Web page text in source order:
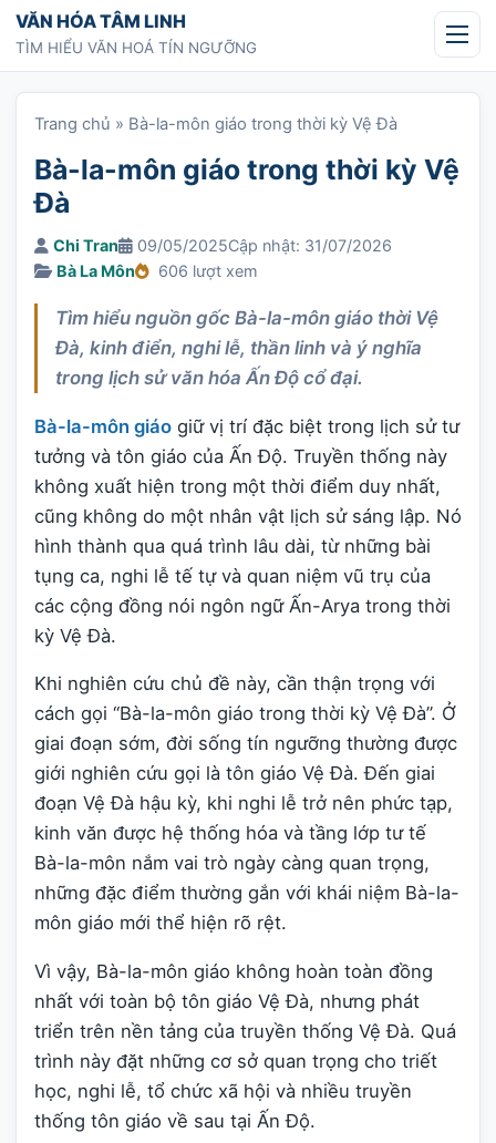
Chuyển tới nội dung
VĂN HÓA TÂM LINH
TÌM HIỂU VĂN HOÁ TÍN NGƯỠNG
Trang chủ » Bà-la-môn giáo trong thời kỳ Vệ Đà
Bà-la-môn giáo trong thời kỳ Vệ
Đà
Chi Tran 09/05/2025Cập nhật: 31/07/2026
Bà La Môn
606 lượt xem
Tìm hiểu nguồn gốc Bà-la-môn giáo thời Vệ
Đà, kinh điển, nghi lễ, thần linh và ý nghĩa
trong lịch sử văn hóa Ấn Độ cổ đại.
Bà-la-môn giáo giữ vị trí đặc biệt trong lịch sử tư
tưởng và tôn giáo của Ấn Độ. Truyền thống này
không xuất hiện trong một thời điểm duy nhất,
cũng không do một nhân vật lịch sử sáng lập. Nó
hình thành qua quá trình lâu dài, từ những bài
tụng ca, nghi lễ tế tự và quan niệm vũ trụ của
các cộng đồng nói ngôn ngữ Ấn-Arya trong thời
kỳ Vệ Đà.
Khi nghiên cứu chủ đề này, cần thận trọng với
cách gọi “Bà-la-môn giáo trong thời kỳ Vệ Đà”. Ở
giai đoạn sớm, đời sống tín ngưỡng thường được
giới nghiên cứu gọi là tôn giáo Vệ Đà. Đến giai
đoạn Vệ Đà hậu kỳ, khi nghi lễ trở nên phức tạp,
kinh văn được hệ thống hóa và tầng lớp tư tế
Bà-la-môn nắm vai trò ngày càng quan trọng,
những đặc điểm thường gắn với khái niệm Bà-la-
môn giáo mới thể hiện rõ rệt.
Vì vậy, Bà-la-môn giáo không hoàn toàn đồng
nhất với toàn bộ tôn giáo Vệ Đà, nhưng phát
triển trên nền tảng của truyền thống Vệ Đà. Quá
trình này đặt những cơ sở quan trọng cho triết
học, nghi lễ, tổ chức xã hội và nhiều truyền
thống tôn giáo về sau tại Ấn Độ.